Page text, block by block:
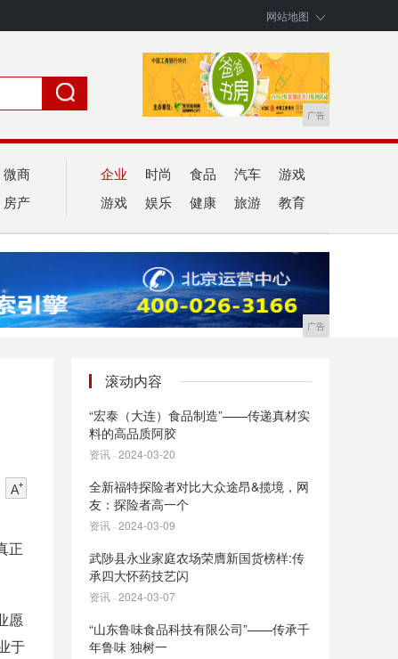
网站地图
广告
微商
房产
企业 时尚 食品 汽车 游戏
游戏 娱乐 健康 旅游 教育
广告
正
愿
于
滚动内容
“宏泰（大连）食品制造”——传递真材实
料的高品质阿胶
资讯 · 2024-03-20
全新福特探险者对比大众途昂&揽境，网
友：探险者高一个
资讯 · 2024-03-09
武陟县永业家庭农场荣膺新国货榜样:传
承四大怀药技艺闪
资讯 · 2024-03-07
“山东鲁味食品科技有限公司”——传承千
年鲁味 独树一